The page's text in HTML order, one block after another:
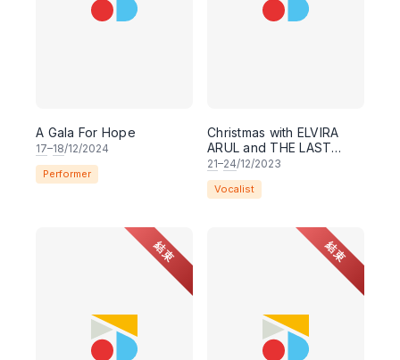
A Gala For Hope
17–18/12/2024
Performer
Christmas with ELVIRA
ARUL and THE LAST
NOTES
21–24/12/2023
Vocalist
結束 結束